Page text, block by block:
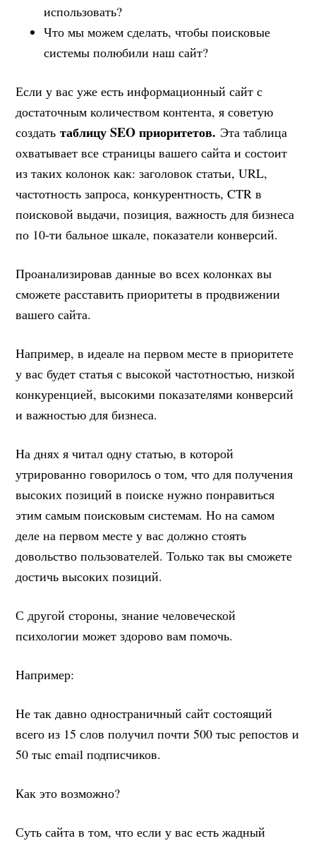
использовать?
Что мы можем сделать, чтобы поисковые
системы полюбили наш сайт?
Если у вас уже есть информационный сайт с
достаточным количеством контента, я советую
создатьтаблицу SEO приоритетов. Эта таблица
охватывает все страницы вашего сайта и состоит
из таких колонок как: заголовок статьи, URL,
частотность запроса, конкурентность, CTR в
поисковой выдачи, позиция, важность для бизнеса
по 10-ти бальное шкале, показатели конверсий.
Проанализировав данные во всех колонках вы
сможете расставить приоритеты в продвижении
вашего сайта.
Например, в идеале на первом месте в приоритете
у вас будет статья с высокой частотностью, низкой
конкуренцией, высокими показателями конверсий
и важностью для бизнеса.
На днях я читал одну статью, в которой
утрированно говорилось о том, что для получения
высоких позиций в поиске нужно понравиться
этим самым поисковым системам. Но на самом
деле на первом месте у вас должно стоять
довольство пользователей. Только так вы сможете
достичь высоких позиций.
С другой стороны, знание человеческой
психологии может здорово вам помочь.
Например:
Не так давно одностраничный сайт состоящий
всего из 15 слов получил почти 500 тыс репостов и
50 тыс email подписчиков.
Как это возможно?
Суть сайта в том, что если у вас есть жадный